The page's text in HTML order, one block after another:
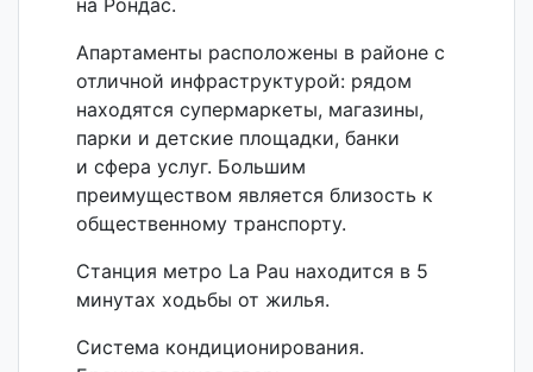
отличной инфраструктурой: рядом
находятся супермаркеты, магазины,
парки и детские площадки, банки
и сфера услуг. Большим
преимуществом является близость к
общественному транспорту.
минутах ходьбы от жилья.
Бронированная дверь